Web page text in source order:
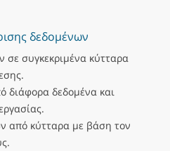
δεδομένων
σε συγκεκριμένα κύτταρα
διάφορα δεδομένα και
από κύτταρα με βάση τον